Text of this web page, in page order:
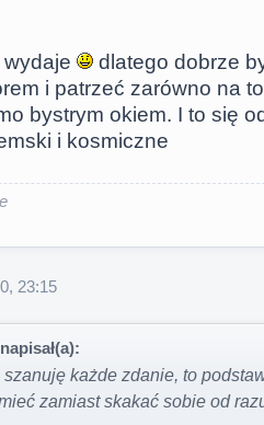
wydaje
dlatego dobrze
i patrzeć zarówno na
bystrym okiem. I to się
i kosmiczne
23:15
szanuję każde zdanie, to
zamiast skakać sobie od